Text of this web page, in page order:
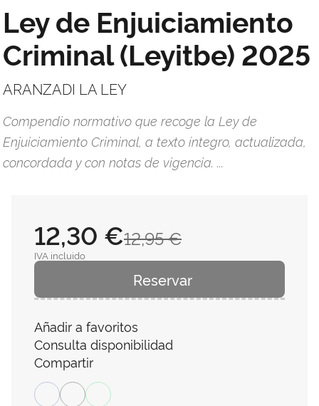
Ley de Enjuiciamiento
Criminal (Leyitbe) 2025
ARANZADI LA LEY
Compendio normativo que recoge la Ley de
Enjuiciamiento Criminal, a texto íntegro, actualizada,
concordada y con notas de vigencia. ...
12,95 €
12,30 €
IVA incluido
Reservar
Añadir a favoritos
Consulta disponibilidad
Compartir